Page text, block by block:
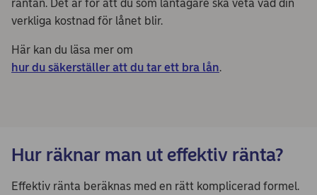
räntan. Det är för att du som låntagare ska veta vad din
verkliga kostnad för lånet blir.
Här kan du läsa mer om
hur du säkerställer att du tar ett bra lån.
Hur räknar man ut effektiv ränta?
Effektiv ränta beräknas med en rätt komplicerad formel.